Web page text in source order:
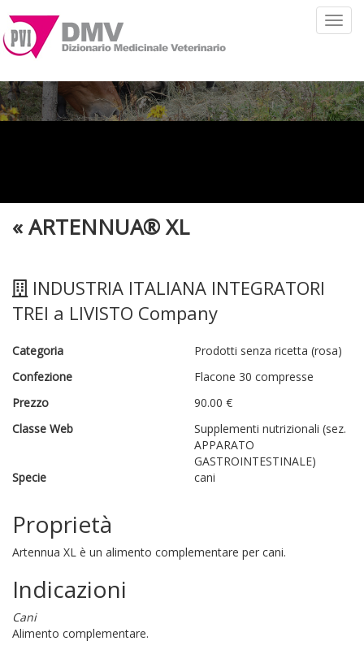
«ARTENNUA® XL
INDUSTRIA ITALIANA INTEGRATORI
TREI a LIVISTO Company
Categoria
Prodotti senza ricetta (rosa)
Confezione
Flacone 30 compresse
Prezzo
90.00 €
Classe Web
Supplementi nutrizionali (sez.
APPARATO
GASTROINTESTINALE)
Specie
cani
Proprietà
Artennua XL è un alimento complementare per cani.
Indicazioni
Cani
Alimento complementare.